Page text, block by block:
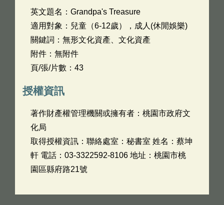
英文題名： Grandpa's Treasure
適用對象：兒童（6-12歲），成人(休閒娛樂)
關鍵詞：無形文化資產、文化資產
附件：無附件
頁/張/片數：43
授權資訊
著作財產權管理機關或擁有者：桃園市政府文
化局
取得授權資訊：聯絡處室：秘書室 姓名：蔡坤
軒 電話：03-3322592-8106 地址：桃園市桃
園區縣府路21號